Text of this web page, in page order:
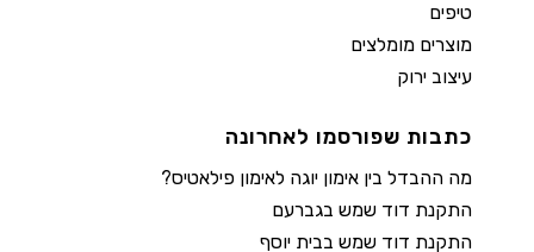
טיפים
מוצרים מומלצים
עיצוב ירוק
כתבות שפורסמו לאחרונה
מה ההבדל בין אימון יוגה לאימון פילאטיס?
התקנת דוד שמש בגברעם
התקנת דוד שמש בבית יוסף